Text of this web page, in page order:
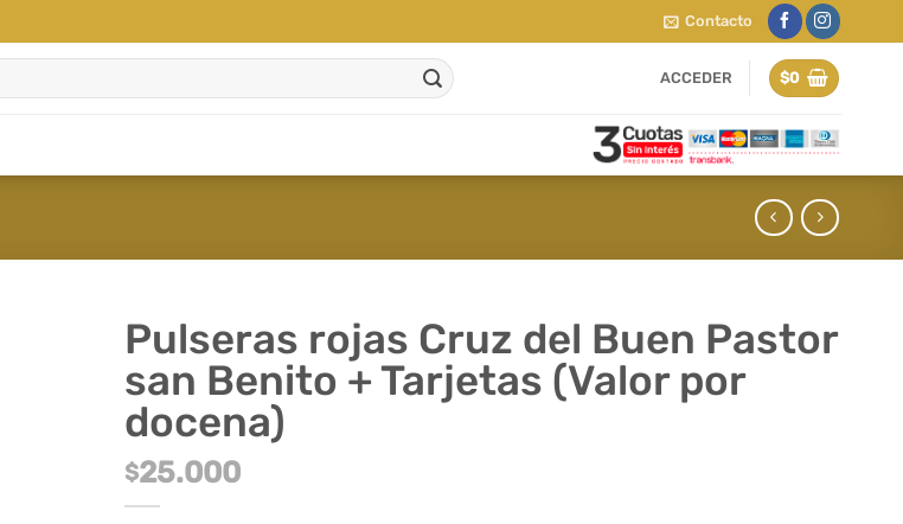
Contacto
ACCEDER $0
Pulseras rojas Cruz del Buen Pastor
san Benito + Tarjetas (Valor por
docena)
$25.000